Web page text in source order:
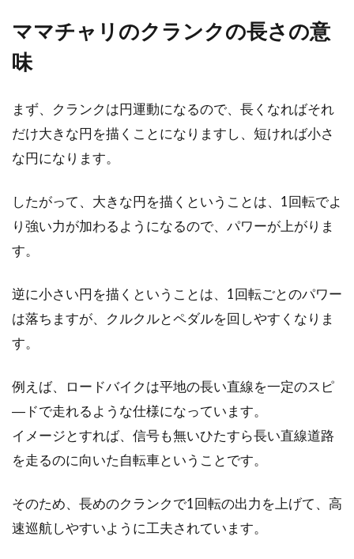
こんにちは、じてんしゃライターふくだです。
今回は、ジャイアントのクロスバイクを最安値
自転車のパーツの名前分かります
自転車のパーツには様々な種類があり、それぞ
れに特徴的な名前があります。フレームとひと
自転車のグリップシフト！よくある
すか？トリガーシフトですか？今回は、最近見
かけるこ...
こんにちは、じてんしゃライターふくだです。
ママチャリのクランクの長さの意
味
まず、クランクは円運動になるので、長くなればそれ
だけ大きな円を描くことになりますし、短ければ小さ
な円になります。
したがって、大きな円を描くということは、1回転でよ
り強い力が加わるようになるので、パワーが上がりま
す。
逆に小さい円を描くということは、1回転ごとのパワー
は落ちますが、クルクルとペダルを回しやすくなりま
す。
例えば、ロードバイクは平地の長い直線を一定のスピ
―ドで走れるような仕様になっています。
イメージとすれば、信号も無いひたすら長い直線道路
を走るのに向いた自転車ということです。
そのため、長めのクランクで1回転の出力を上げて、高
速巡航しやすいように工夫されています。